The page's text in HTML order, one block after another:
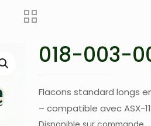
018-003-
Flacons standard longs
– compatible avec ASX-